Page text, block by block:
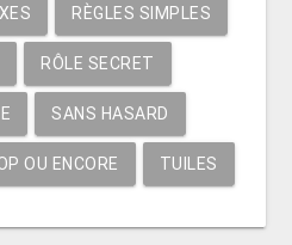
RÈGLES SIMPLES
RÔLE SECRET
SANS HASARD
OU ENCORE TUILES